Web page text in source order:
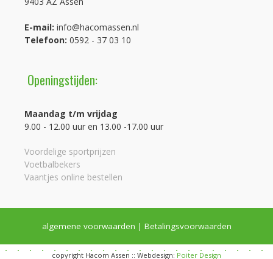
E-mail: info@hacomassen.nl
Telefoon: 0592 - 37 03 10
Openingstijden:
Maandag t/m vrijdag
9.00 - 12.00 uur en 13.00 -17.00 uur
Voordelige sportprijzen
Voetbalbekers
Vaantjes online bestellen
algemene voorwaarden | Betalingsvoorwaarden
copyright Hacom Assen :: Webdesign: Poiter Design